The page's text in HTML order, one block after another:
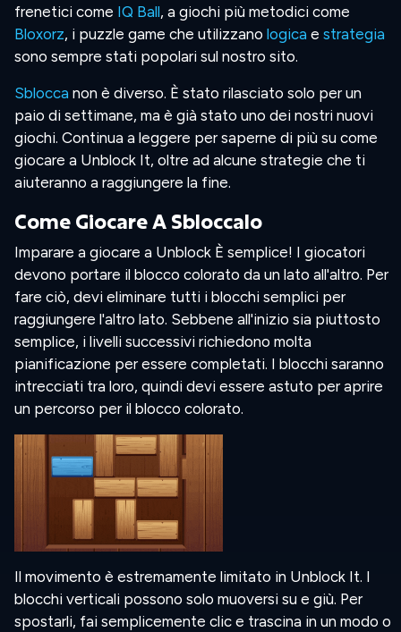
frenetici come IQ Ball, a giochi più metodici come
Bloxorz, i puzzle game che utilizzano logica e strategia
sono sempre stati popolari sul nostro sito.
Sblocca non è diverso. È stato rilasciato solo per un
paio di settimane, ma è già stato uno dei nostri nuovi
giochi. Continua a leggere per saperne di più su come
giocare a Unblock It, oltre ad alcune strategie che ti
aiuteranno a raggiungere la fine.
Come Giocare A Sbloccalo
Imparare a giocare a Unblock È semplice! I giocatori
devono portare il blocco colorato da un lato all'altro. Per
fare ciò, devi eliminare tutti i blocchi semplici per
raggiungere l'altro lato. Sebbene all'inizio sia piuttosto
semplice, i livelli successivi richiedono molta
pianificazione per essere completati. I blocchi saranno
intrecciati tra loro, quindi devi essere astuto per aprire
un percorso per il blocco colorato.
Il movimento è estremamente limitato in Unblock It. I
blocchi verticali possono solo muoversi su e giù. Per
spostarli, fai semplicemente clic e trascina in un modo o